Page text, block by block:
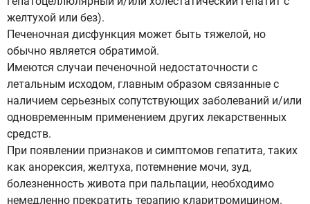
желтухой или без).
Печеночная дисфункция может быть тяжелой, но
обычно является обратимой.
Имеются случаи печеночной недостаточности с
летальным исходом, главным образом связанные с
наличием серьезных сопутствующих заболеваний и/или
одновременным применением других лекарственных
средств.
При появлении признаков и симптомов гепатита, таких
как анорексия, желтуха, потемнение мочи, зуд,
болезненность живота при пальпации, необходимо
немедленно прекратить терапию кларитромицином.